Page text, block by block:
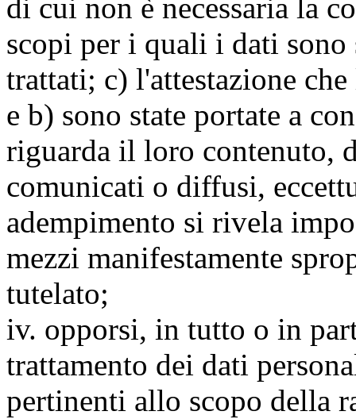
di cui non è necessaria la
scopi per i quali i dati sono
trattati; c) l'attestazione
e b) sono state portate a
riguarda il loro contenuto,
comunicati o diffusi,
adempimento si rivela
mezzi manifestamente
tutelato;
iv. opporsi, in tutto o in
trattamento dei dati
pertinenti allo scopo della